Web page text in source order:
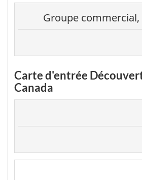
Groupe
Carte d'entrée
Canada